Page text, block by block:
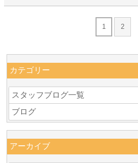
1 2
カテゴリー
スタッフブログ一覧
ブログ
アーカイブ